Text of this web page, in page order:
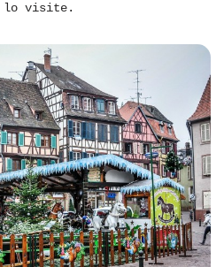
lo visite.